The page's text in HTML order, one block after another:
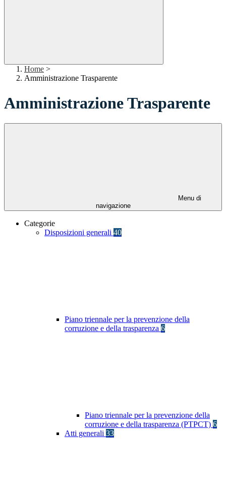
Home >
Amministrazione Trasparente
Amministrazione Trasparente
Menu di
navigazione
Categorie
Disposizioni generali 40
Piano triennale per la prevenzione della
corruzione e della trasparenza 6
Piano triennale per la prevenzione della
corruzione e della trasparenza (PTPCT) 6
Atti generali 33